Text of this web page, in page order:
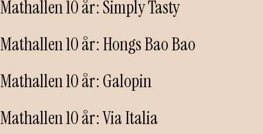
Mathallen 10 år: Simply Tasty
Mathallen 10 år: Hongs Bao Bao
Mathallen 10 år: Galopin
Mathallen 10 år: Via Italia